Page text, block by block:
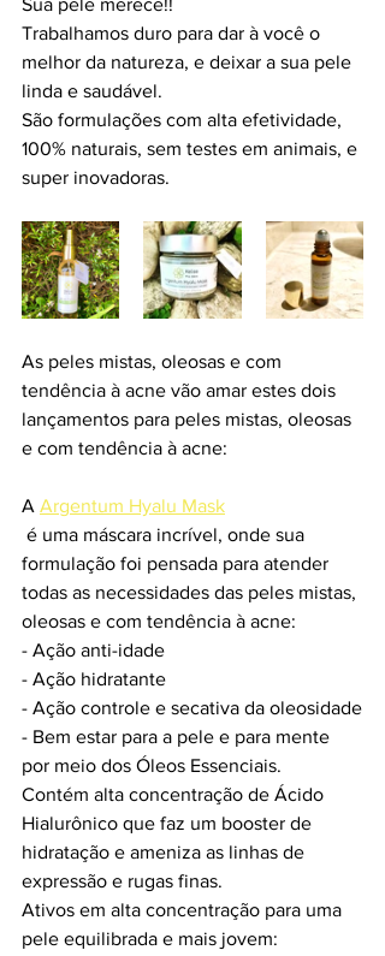
Sua pele merece!!
Trabalhamos duro para dar à você o
melhor da natureza, e deixar a sua pele
linda e saudável.
São formulações com alta efetividade,
100% naturais, sem testes em animais, e
super inovadoras.
As peles mistas, oleosas e com
tendência à acne vão amar estes dois
lançamentos para peles mistas, oleosas
e com tendência à acne:
A Argentum Hyalu Mask
formulação foi pensada para atender
todas as necessidades das peles mistas,
oleosas e com tendência à acne:
- Ação anti-idade
- Ação hidratante
- Ação controle e secativa da oleosidade
- Bem estar para a pele e para mente
por meio dos Óleos Essenciais.
Contém alta concentração de Ácido
Hialurônico que faz um booster de
hidratação e ameniza as linhas de
expressão e rugas finas.
Ativos em alta concentração para uma
pele equilibrada e mais jovem: